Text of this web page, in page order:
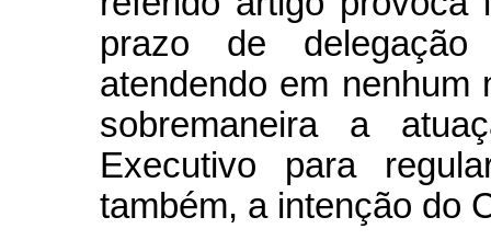
prazo de
atendendo em nenhum
sobremaneira a
Executivo para
também, a intenção do